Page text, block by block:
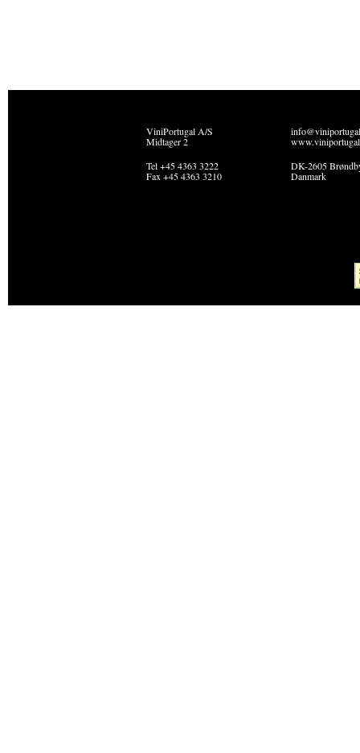
ViniPortugal A/S
Midtager 2
Tel +45 4363 3222
Fax +45 4363 3210
DK-2605
Danmark